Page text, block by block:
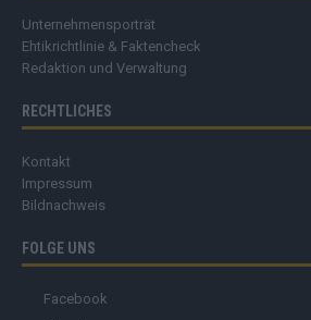
Unternehmensporträt
Ehtikrichtlinie & Faktencheck
Redaktion und Verwaltung
RECHTLICHES
Kontakt
Impressum
Bildnachweis
FOLGE UNS
Facebook